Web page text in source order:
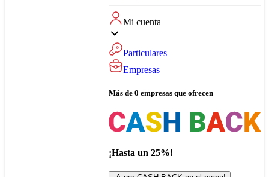
Mi cuenta
Particulares
Empresas
Más de 0 empresas que ofrecen
¡Hasta un 25%!